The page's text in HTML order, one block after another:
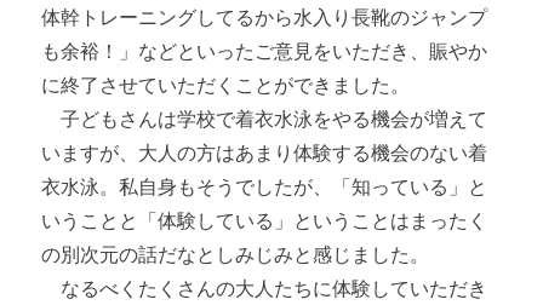
体幹トレーニングしてるから水入り長靴のジャンプ
も余裕！」などといったご意見をいただき、賑やか
に終了させていただくことができました。
子どもさんは学校で着衣水泳をやる機会が増えて
いますが、大人の方はあまり体験する機会のない着
衣水泳。私自身もそうでしたが、「知っている」と
いうことと「体験している」ということはまったく
の別次元の話だなとしみじみと感じました。
なるべくたくさんの大人たちに体験していただき